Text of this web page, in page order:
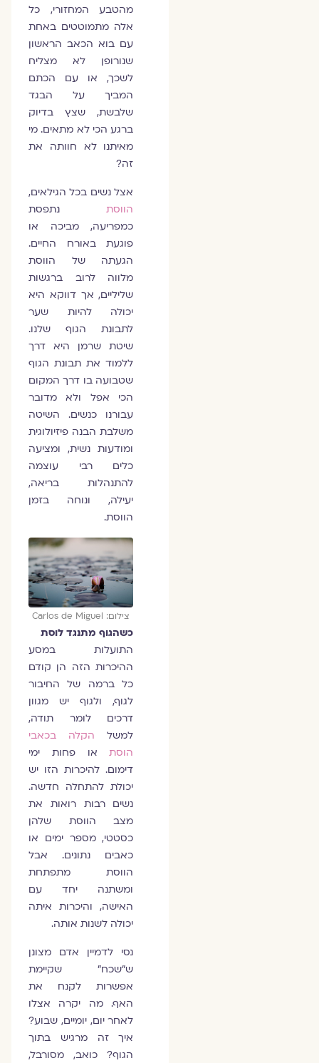
מהטבע המחזורי, כל
אלה מתמוטטים באחת
עם בוא הכאב הראשון
שנורופן לא מצליח
לשכך, או עם הכתם
המביך על הבגד
שלבשת, שצץ בדיוק
ברגע הכי לא מתאים. מי
מאיתנו לא חוותה את
זה?
אצל נשים בכל הגילאים,
הווסתנתפסת
כמפריעה, מביכה או
פוגעת באורח החיים.
הגעתה של הווסת
מלווה לרוב ברגשות
שליליים, אך דווקא היא
יכולה להיות שער
לתבונת הגוף שלנו.
שיטת שרמן היא דרך
ללמוד את תבונת הגוף
שטבועה בו דרך המקום
הכי אפל ולא מדובר
עבורנו כנשים. השיטה
משלבת הבנה פיזיולוגית
ומודעות נשית, ומציעה
כלים רבי עוצמה
להתנהלות בריאה,
יעילה, ונוחה בזמן
הווסת.
צילום: Carlos de Miguel
כשהגוף מתנגד לוסת
התועלות במסע
ההיכרות הזה הן קודם
כל ברמה של החיבור
לגוף, ולגוף יש מגוון
דרכים לומר תודה,
למשל
הקלה בכאבי
הוסתאו פחות ימי
דימום. להיכרות הזו יש
יכולת להתחלה חדשה.
נשים רבות רואות את
מצב הווסת שלהן
כסטטי, מספר ימים או
כאבים נתונים. אבל
הווסת מתפתחת
ומשתנה יחד עם
האישה, והיכרות איתה
יכולה לשנות אותה.
נסי לדמיין אדם מצונן
ש"שכח" שקיימת
אפשרות לקנח את
האף. מה יקרה אצלו
לאחר יום, יומיים, שבוע?
איך זה מרגיש בתוך
הגוף? כואב, מסורבל,